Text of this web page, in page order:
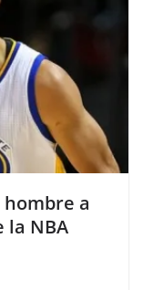
a
la NBA